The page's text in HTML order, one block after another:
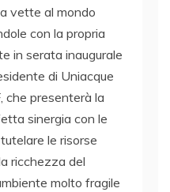
vette al mondo
con la propria
in serata inaugurale
di Uniacque
che presenterà la
sinergia con le
le risorse
ricchezza del
molto fragile